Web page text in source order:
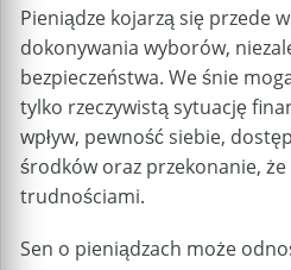
Pieniądze kojarzą się przede
dokonywania wyborów,
bezpieczeństwa. We śnie
tylko rzeczywistą sytuację
wpływ, pewność siebie,
środków oraz przekonanie,
trudnościami.
Sen o pieniądzach może